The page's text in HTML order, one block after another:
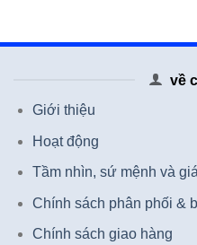
về
Giới thiệu
Hoạt động
Tầm nhìn, sứ mệnh và
Chính sách phân phối &
Chính sách giao hàng